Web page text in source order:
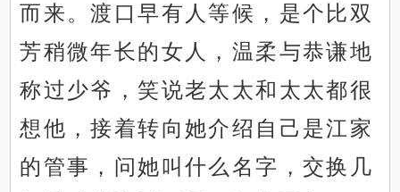
而来。渡口早有人等候，是个比双
芳稍微年长的女人，温柔与恭谦地
称过少爷，笑说老太太和太太都很
想他，接着转向她介绍自己是江家
的管事，问她叫什么名字，交换几